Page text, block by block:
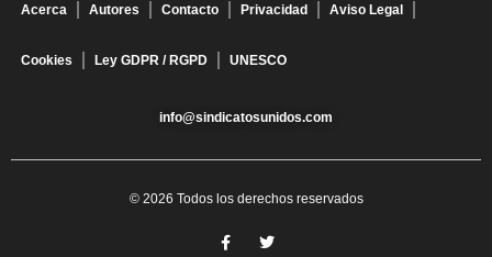
Acerca Autores Contacto Privacidad Aviso Legal
Cookies Ley GDPR / RGPD UNESCO
info@sindicatosunidos.com
© 2026 Todos los derechos reservados